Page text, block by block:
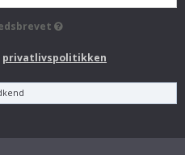
privatlivspolitikken